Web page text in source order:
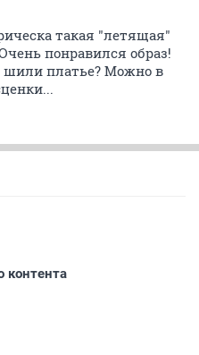
такая "летящая"
понравился образ!
шили платье? Можно в
контента